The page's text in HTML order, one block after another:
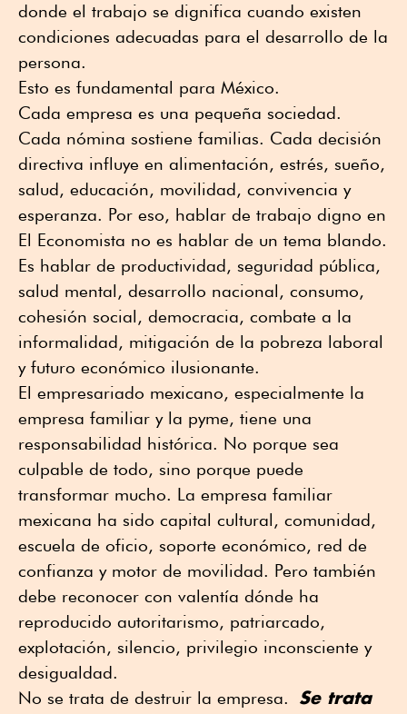
donde el trabajo se dignifica cuando existen
condiciones adecuadas para el desarrollo de la
persona.
Esto es fundamental para México.
Cada empresa es una pequeña sociedad.
Cada nómina sostiene familias. Cada decisión
directiva influye en alimentación, estrés, sueño,
salud, educación, movilidad, convivencia y
esperanza. Por eso, hablar de trabajo digno en
El Economista no es hablar de un tema blando.
Es hablar de productividad, seguridad pública,
salud mental, desarrollo nacional, consumo,
cohesión social, democracia, combate a la
informalidad, mitigación de la pobreza laboral
y futuro económico ilusionante.
El empresariado mexicano, especialmente la
empresa familiar y la pyme, tiene una
responsabilidad histórica. No porque sea
culpable de todo, sino porque puede
transformar mucho. La empresa familiar
mexicana ha sido capital cultural, comunidad,
escuela de oficio, soporte económico, red de
confianza y motor de movilidad. Pero también
debe reconocer con valentía dónde ha
reproducido autoritarismo, patriarcado,
explotación, silencio, privilegio inconsciente y
desigualdad.
No se trata de destruir la empresa.
Se trata